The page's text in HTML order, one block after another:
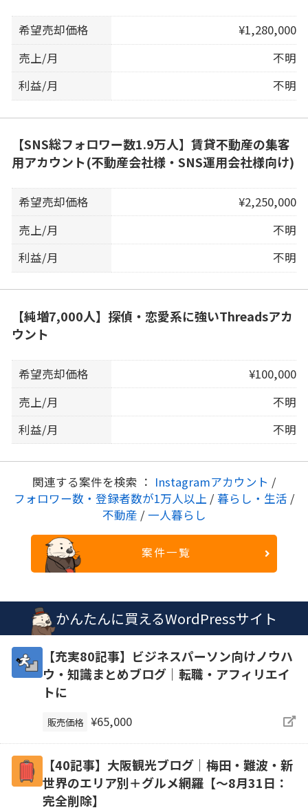
希望売却価格
¥1,280,000
売上/月
不明
利益/月
不明
【SNS総フォロワー数1.9万人】賃貸不動産の集客
用アカウント(不動産会社様・SNS運用会社様向け)
希望売却価格
¥2,250,000
売上/月
不明
利益/月
不明
【純増7,000人】探偵・恋愛系に強いThreadsアカ
ウント
希望売却価格
¥100,000
売上/月
不明
利益/月
不明
関連する案件を検索 ： Instagramアカウント /
フォロワー数・登録者数が1万人以上 / 暮らし・生活 /
不動産 / 一人暮らし
案件一覧
かんたんに買えるWordPressサイト
【充実80記事】ビジネスパーソン向けノウハ
ウ・知識まとめブログ｜転職・アフィリエイ
トに
販売価格 ¥65,000
【40記事】大阪観光ブログ｜梅田・難波・新
世界のエリア別＋グルメ網羅【～8月31日：
完全削除】